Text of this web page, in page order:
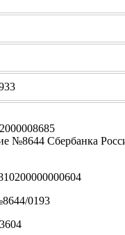
№8644 Сбербанка
0193